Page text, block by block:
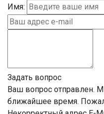
Имя:
Задать вопрос
Ваш вопрос отправлен.
ближайшее время.